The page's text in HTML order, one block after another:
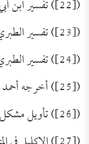
([22]) تفسير ابن أبي حاتم (2/ 599-600).
([23]) تفسير الطبري (6/ 203).
([24]) تفسير الطبري (6/ 203-204).
([25]) أخرجه أحمد (2397)، وهو في البخاري (143) مختصرًا.
([26]) تأويل مشكل القرآن (ص: 66).